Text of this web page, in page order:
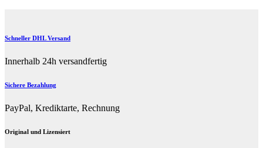
Schneller DHL Versand
Innerhalb 24h versandfertig
Sichere Bezahlung
PayPal, Krediktarte, Rechnung
Original und Lizensiert